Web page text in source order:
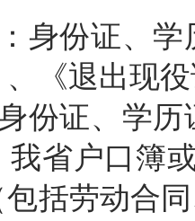
身份证、
《退出现
份证、学
我省户口簿
包括劳动合